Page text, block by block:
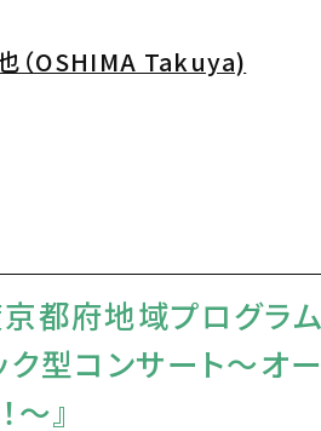
（OSHIMA Takuya)
都府地域プログラム
ク型コンサート～オ
～』